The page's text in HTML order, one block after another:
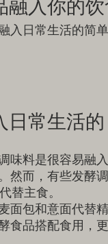
融入你的饮
入日常生活的简单
日常生活
味料是很容易融
然而，有些发酵
替主食。
面包和意面代替
食品搭配食用，